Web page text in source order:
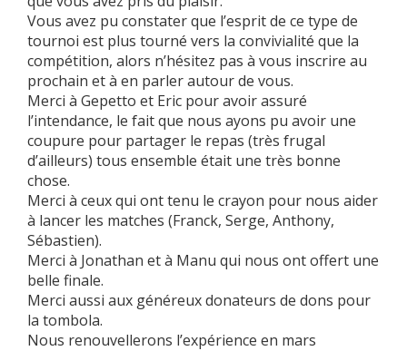
Vous avez pu constater que l’esprit de ce type de
tournoi est plus tourné vers la convivialité que la
compétition, alors n’hésitez pas à vous inscrire au
prochain et à en parler autour de vous.
Merci à Gepetto et Eric pour avoir assuré
l’intendance, le fait que nous ayons pu avoir une
coupure pour partager le repas (très frugal
d’ailleurs) tous ensemble était une très bonne
chose.
Merci à ceux qui ont tenu le crayon pour nous aider
à lancer les matches (Franck, Serge, Anthony,
Sébastien).
Merci à Jonathan et à Manu qui nous ont offert une
belle finale.
Merci aussi aux généreux donateurs de dons pour
la tombola.
Nous renouvellerons l’expérience en mars